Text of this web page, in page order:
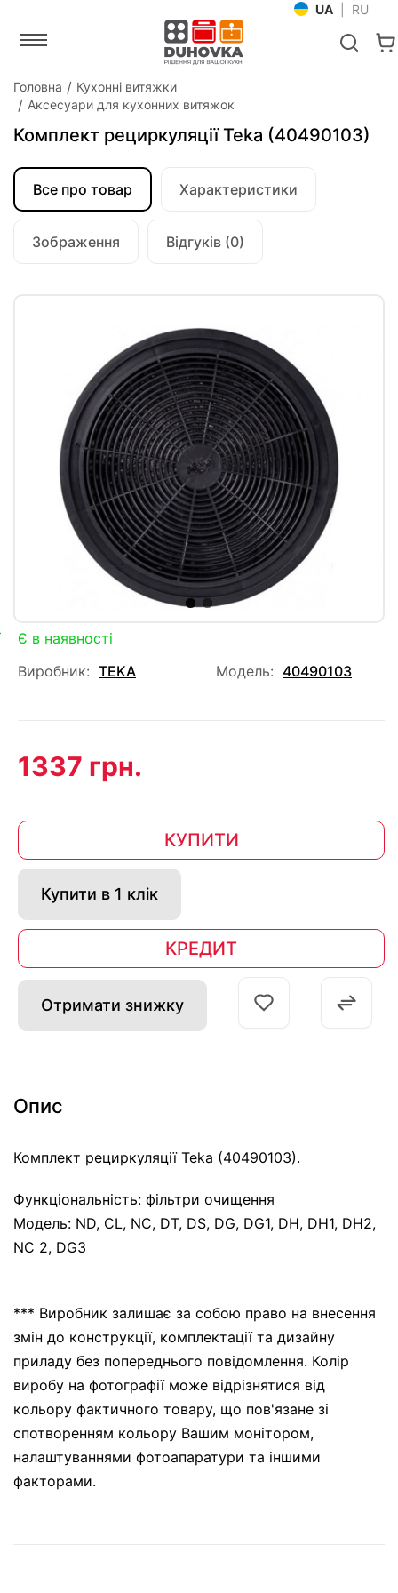
UA RU
Головна
Кухонні витяжки
Аксесуари для кухонних витяжок
Комплект рециркуляції Teka (40490103)
Все про товар Характеристики
Зображення Відгуків (0)
Є в наявності
Виробник: TEKA Модель: 40490103
1337 грн.
КУПИТИ
Купити в 1 клік
КРЕДИТ
Отримати знижку
Опис
Комплект рециркуляції Teka (40490103).
Функціональність: фільтри очищення
Модель: ND, CL, NC, DT, DS, DG, DG1, DH, DH1, DH2,
NC 2, DG3
*** Виробник залишає за собою право на внесення
змін до конструкції, комплектації та дизайну
приладу без попереднього повідомлення. Колір
виробу на фотографії може відрізнятися від
кольору фактичного товару, що пов'язане зі
спотворенням кольору Вашим монітором,
налаштуваннями фотоапаратури та іншими
факторами.